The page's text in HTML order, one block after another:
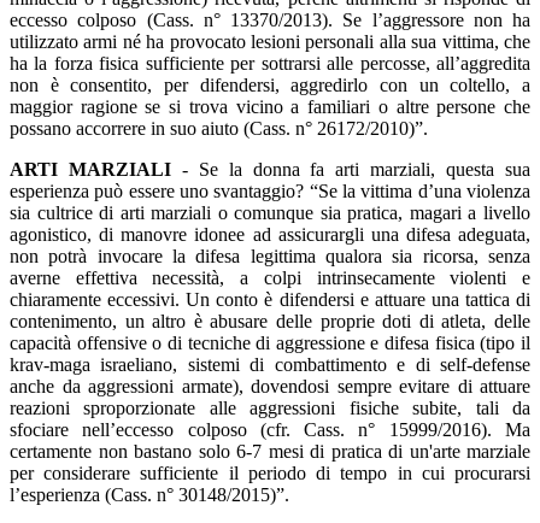
eccesso colposo (Cass. n° 13370/2013). Se l’aggressore non ha
utilizzato armi né ha provocato lesioni personali alla sua vittima, che
ha la forza fisica sufficiente per sottrarsi alle percosse, all’aggredita
non è consentito, per difendersi, aggredirlo con un coltello, a
maggior ragione se si trova vicino a familiari o altre persone che
possano accorrere in suo aiuto (Cass. n° 26172/2010)”.
ARTI MARZIALI - Se la donna fa arti marziali, questa sua
esperienza può essere uno svantaggio? “Se la vittima d’una violenza
sia cultrice di arti marziali o comunque sia pratica, magari a livello
agonistico, di manovre idonee ad assicurargli una difesa adeguata,
non potrà invocare la difesa legittima qualora sia ricorsa, senza
averne effettiva necessità, a colpi intrinsecamente violenti e
chiaramente eccessivi. Un conto è difendersi e attuare una tattica di
contenimento, un altro è abusare delle proprie doti di atleta, delle
capacità offensive o di tecniche di aggressione e difesa fisica (tipo il
krav-maga israeliano, sistemi di combattimento e di self-defense
anche da aggressioni armate), dovendosi sempre evitare di attuare
reazioni sproporzionate alle aggressioni fisiche subite, tali da
sfociare nell’eccesso colposo (cfr. Cass. n° 15999/2016). Ma
certamente non bastano solo 6-7 mesi di pratica di un'arte marziale
per considerare sufficiente il periodo di tempo in cui procurarsi
l’esperienza (Cass. n° 30148/2015)”.